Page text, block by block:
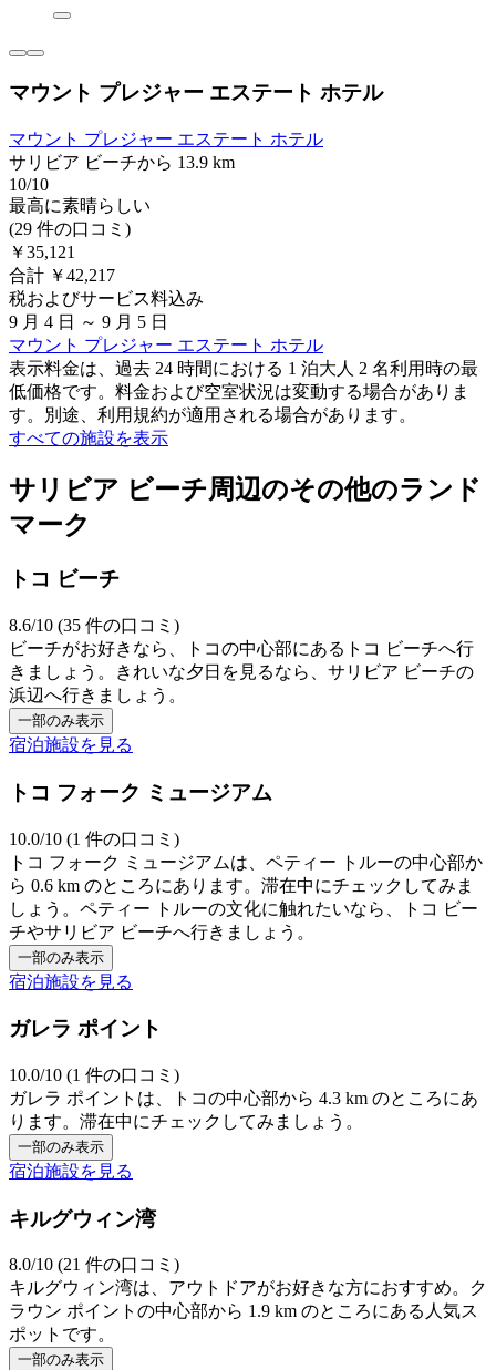
マウント プレジャー エステート ホテル
マウント プレジャー エステート ホテル
サリビア ビーチから 13.9 km
10/10
最高に素晴らしい
(29 件の口コミ)
￥35,121
合計 ￥42,217
税およびサービス料込み
9 月 4 日 ～ 9 月 5 日
マウント プレジャー エステート ホテル
表示料金は、過去 24 時間における 1 泊大人 2 名利用時の最
低価格です。料金および空室状況は変動する場合がありま
す。別途、利用規約が適用される場合があります。
すべての施設を表示
サリビア ビーチ周辺のその他のランド
マーク
トコ ビーチ
8.6/10 (35 件の口コミ)
ビーチがお好きなら、トコの中心部にあるトコ ビーチへ行
きましょう。きれいな夕日を見るなら、サリビア ビーチの
浜辺へ行きましょう。
一部のみ表示
宿泊施設を見る
トコ フォーク ミュージアム
10.0/10 (1 件の口コミ)
トコ フォーク ミュージアムは、ペティー トルーの中心部か
ら 0.6 km のところにあります。滞在中にチェックしてみま
しょう。ペティー トルーの文化に触れたいなら、トコ ビー
チやサリビア ビーチへ行きましょう。
一部のみ表示
宿泊施設を見る
ガレラ ポイント
10.0/10 (1 件の口コミ)
ガレラ ポイントは、トコの中心部から 4.3 km のところにあ
ります。滞在中にチェックしてみましょう。
一部のみ表示
宿泊施設を見る
キルグウィン湾
8.0/10 (21 件の口コミ)
キルグウィン湾は、アウトドアがお好きな方におすすめ。ク
ラウン ポイントの中心部から 1.9 km のところにある人気ス
ポットです。
一部のみ表示